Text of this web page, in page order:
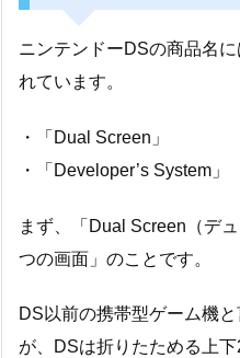
ニンテンドーDSの商品名
れています。
・「Dual Screen」
・「Developer’s System」
まず、「Dual Screen（デ
つの画面」のことです。
DS以前の携帯型ゲーム機
が、DSは折りたためる上